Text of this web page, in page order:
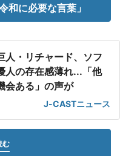
和に必要な言葉」
人・リチャード、ソフ
人の存在感薄れ...「他
会ある」の声が
J-CASTニュース
む